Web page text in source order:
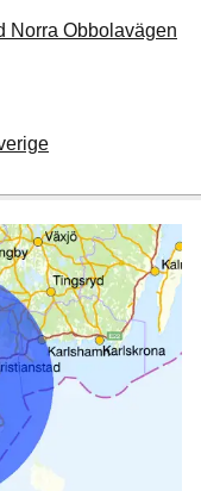
Norra Obbolavägen